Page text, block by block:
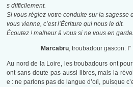
s difficilement.
Si vous réglez votre conduite sur la sagesse
vous vienne, c’est l’Écriture qui nous le dit.
Écoutez ! malheur à vous si ne vous en
Marcabru, troubadour gascon.
Au nord de la Loire, les troubadours ont
ont sans doute pas aussi libres, mais la
e : ne parlons pas de langue d’oïl, puisque